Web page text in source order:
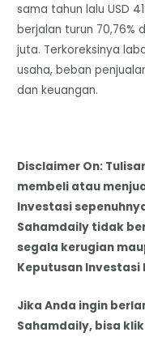
sama tahun lalu USD
berjalan turun 70,76%
juta. Terkoreksinya
usaha, beban
dan keuangan.
Disclaimer On:
membeli atau
Investasi
Sahamdaily tidak
segala kerugian
Keputusan Investasi
Jika Anda ingin
Sahamdaily, bisa